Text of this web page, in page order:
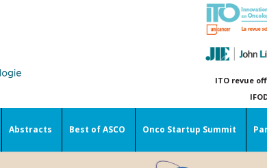
ITO revue
Abstracts Best of ASCO Onco Startup Summit